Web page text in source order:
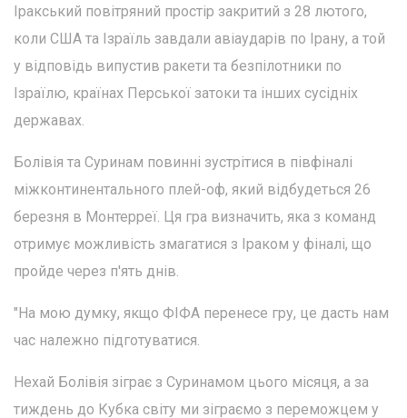
Іракський повітряний простір закритий з 28 лютого,
коли США та Ізраїль завдали авіаударів по Ірану, а той
у відповідь випустив ракети та безпілотники по
Ізраїлю, країнах Перської затоки та інших сусідніх
державах.
Болівія та Суринам повинні зустрітися в півфіналі
міжконтинентального плей-оф, який відбудеться 26
березня в Монтерреї. Ця гра визначить, яка з команд
отримує можливість змагатися з Іраком у фіналі, що
пройде через п'ять днів.
"На мою думку, якщо ФІФА перенесе гру, це дасть нам
час належно підготуватися.
Нехай Болівія зіграє з Суринамом цього місяця, а за
тиждень до Кубка світу ми зіграємо з переможцем у